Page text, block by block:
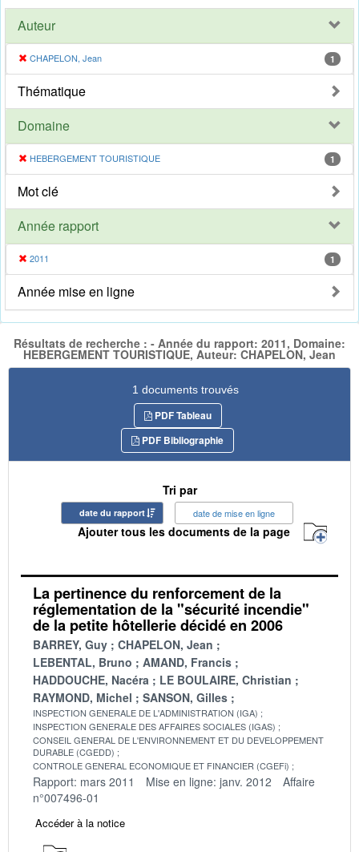
Auteur
CHAPELON, Jean 1
Thématique
Domaine
HEBERGEMENT TOURISTIQUE 1
Mot clé
Année rapport
2011 1
Année mise en ligne
Résultats de recherche : - Année du rapport: 2011, Domaine:
HEBERGEMENT TOURISTIQUE, Auteur: CHAPELON, Jean
1 documents trouvés
PDF Tableau
PDF Bibliographie
Tri par
date du rapport date de mise en ligne
Ajouter tous les documents de la page
La pertinence du renforcement de la
réglementation de la "sécurité incendie"
de la petite hôtellerie décidé en 2006
BARREY, Guy
CHAPELON, Jean
LEBENTAL, Bruno
AMAND, Francis
HADDOUCHE, Nacéra
LE BOULAIRE, Christian
RAYMOND, Michel
SANSON, Gilles
INSPECTION GENERALE DE L'ADMINISTRATION (IGA)
INSPECTION GENERALE DES AFFAIRES SOCIALES (IGAS)
CONSEIL GENERAL DE L'ENVIRONNEMENT ET DU DEVELOPPEMENT
DURABLE (CGEDD)
CONTROLE GENERAL ECONOMIQUE ET FINANCIER (CGEFi)
Rapport: mars 2011 Mise en ligne: janv. 2012
Affaire
n°007496-01
Accéder à la notice